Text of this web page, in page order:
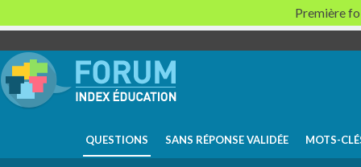
QUESTIONS SANS RÉPONSE VALIDÉE MOTS-
Première